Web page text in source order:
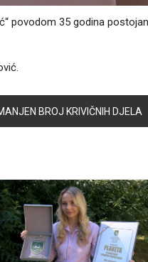
povodom 35 godina
BROJ KRIVIČNIH DJELA